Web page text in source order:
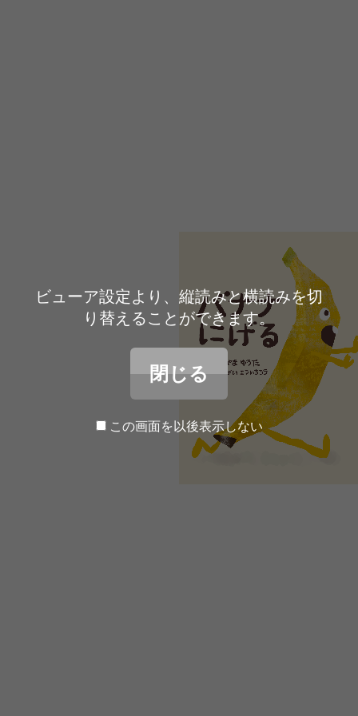
ビューア設定より、縦読みと横読みを切
り替えることができます。
閉じる
この画面を以後表示しない